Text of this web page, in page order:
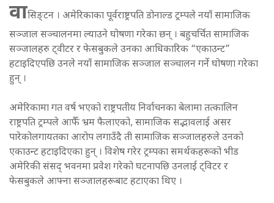
वासिङ्टन । अमेरिकाका पूर्वराष्ट्रपति डोनाल्ड ट्रम्पले नयाँ सामाजिक
सञ्जाल सञ्चालनमा ल्याउने घोषणा गरेका छन् । बहुचर्चित सामाजिक
सञ्जालहरु ट्वीटर र फेसबुकले उनका आधिकारिक “एकाउन्ट”
हटाइदिएपछि उनले नयाँ सामाजिक सञ्जाल सञ्चालन गर्ने घोषणा गरेका
हुन् ।
अमेरिकामा गत वर्ष भएको राष्ट्रपतीय निर्वाचनका बेलामा तत्कालिन
राष्ट्रपति ट्रम्पले आफैँ भ्रम फैलाएको, सामाजिक सद्भावलाई असर
पारेकोलगायतका आरोप लगाउँदै ती सामाजिक सञ्जालहरुले उनको
एकाउन्ट हटाइदिएका हुन् । विशेष गरेर ट्रम्पका समर्थकहरूको भीड
अमेरिकी संसद् भवनमा प्रवेश गरेको घटनापछि उनलाई ट्विटर र
फेसबुकले आफ्ना सञ्जालहरूबाट हटाएका थिए ।